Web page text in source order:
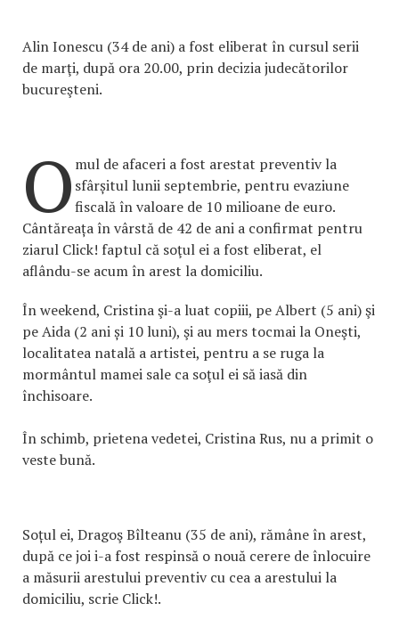
Alin Ionescu (34 de ani) a fost eliberat în cursul serii
de marţi, după ora 20.00, prin decizia judecătorilor
bucureşteni.
O mul de afaceri a fost arestat preventiv la
sfârșitul lunii septembrie, pentru evaziune
fiscală în valoare de 10 milioane de euro.
Cântăreața în vârstă de 42 de ani a confirmat pentru
ziarul Click! faptul că soţul ei a fost eliberat, el
aflându-se acum în arest la domiciliu.
În weekend, Cristina şi-a luat copiii, pe Albert (5 ani) şi
pe Aida (2 ani și 10 luni), şi au mers tocmai la Oneşti,
localitatea natală a artistei, pentru a se ruga la
mormântul mamei sale ca soţul ei să iasă din
închisoare.
În schimb, prietena vedetei, Cristina Rus, nu a primit o
veste bună.
Soțul ei, Dragoş Bîlteanu (35 de ani), rămâne în arest,
după ce joi i-a fost respinsă o nouă cerere de înlocuire
a măsurii arestului preventiv cu cea a arestului la
domiciliu, scrie Click!.